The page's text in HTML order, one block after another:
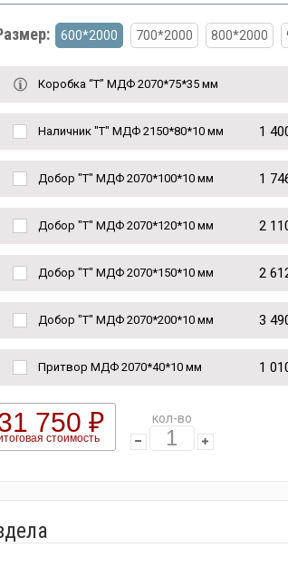
600*2000 700*2000 800*2000
Коробка “Т” МДФ 2070*75*35 мм
Наличник "Т" МДФ 2150*80*10 мм 1
Добор "Т" МДФ 2070*100*10 мм 1
Добор "Т" МДФ 2070*120*10 мм 2
Добор "Т" МДФ 2070*150*10 мм 2
Добор "Т" МДФ 2070*200*10 мм 3
Притвор МДФ 2070*40*10 мм 1
750 ₽
стоимость
кол-во